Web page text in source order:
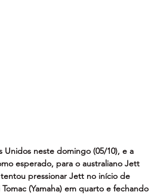
Unidos neste domingo (05/10), e a
esperado, para o australiano Jett
pressionar Jett no início de
(Yamaha) em quarto e fechando